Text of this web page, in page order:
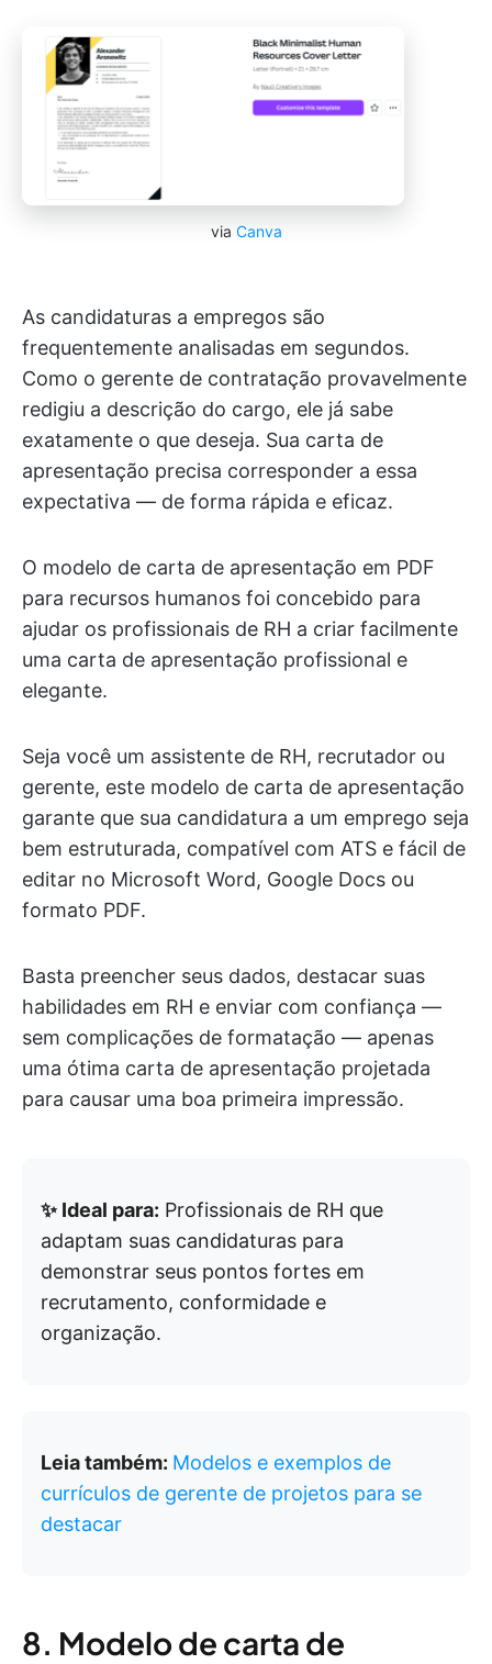
via Canva
As candidaturas a empregos são
frequentemente analisadas em segundos.
Como o gerente de contratação provavelmente
redigiu a descrição do cargo, ele já sabe
exatamente o que deseja. Sua carta de
apresentação precisa corresponder a essa
expectativa — de forma rápida e eficaz.
O modelo de carta de apresentação em PDF
para recursos humanos foi concebido para
ajudar os profissionais de RH a criar facilmente
uma carta de apresentação profissional e
elegante.
Seja você um assistente de RH, recrutador ou
gerente, este modelo de carta de apresentação
garante que sua candidatura a um emprego seja
bem estruturada, compatível com ATS e fácil de
editar no Microsoft Word, Google Docs ou
formato PDF.
Basta preencher seus dados, destacar suas
habilidades em RH e enviar com confiança —
sem complicações de formatação — apenas
uma ótima carta de apresentação projetada
para causar uma boa primeira impressão.
✨ Ideal para: Profissionais de RH que
adaptam suas candidaturas para
demonstrar seus pontos fortes em
recrutamento, conformidade e
organização.
Leia também: Modelos e exemplos de
currículos de gerente de projetos para se
destacar
8. Modelo de carta de